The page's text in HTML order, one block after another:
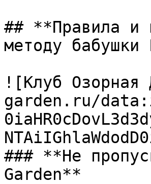
## **Правила и
методу бабушки
![Клуб
garden.ru/
### **Не
Garden**